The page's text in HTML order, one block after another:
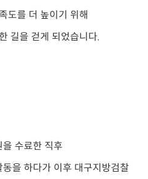
도를 더 높이기 위해
길을 걷게 되었습니다.
수료한 직후
을 하다가 이후 대구지방검찰